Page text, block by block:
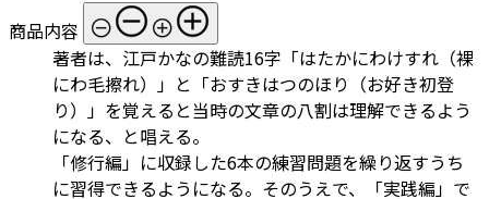
商品内容
著者は、江戸かなの難読16字「はたかにわけすれ（裸
にわ毛擦れ）」と「おすきはつのほり（お好き初登
り）」を覚えると当時の文章の八割は理解できるよう
になる、と唱える。
「修行編」に収録した6本の練習問題を繰り返すうち
に習得できるようになる。そのうえで、「実践編」で